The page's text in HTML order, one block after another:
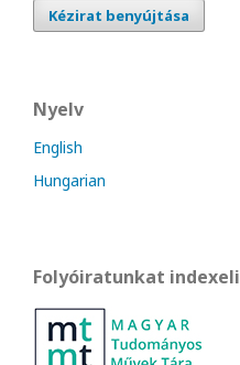
Kézirat benyújtása
Nyelv
English
Hungarian
Folyóiratunkat indexeli